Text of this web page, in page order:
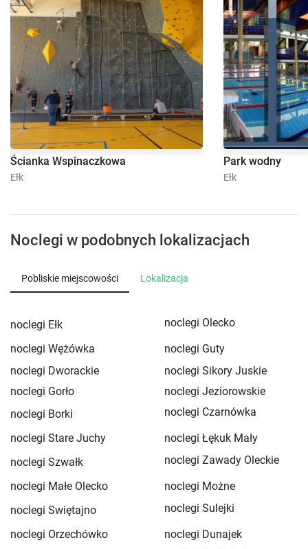
Ścianka Wspinaczkowa
Ełk
Park wodny
Ełk
Noclegi w podobnych lokalizacjach
Pobliskie miejscowości Lokalizacja
noclegi Ełk
noclegi Olecko
noclegi Wężówka
noclegi Guty
noclegi Dworackie
noclegi Sikory Juskie
noclegi Gorło
noclegi Jeziorowskie
noclegi Borki
noclegi Czarnówka
noclegi Stare Juchy
noclegi Łękuk Mały
noclegi Szwałk
noclegi Zawady Oleckie
noclegi Małe Olecko
noclegi Możne
noclegi Swiętajno
noclegi Sulejki
noclegi Orzechówko
noclegi Dunajek